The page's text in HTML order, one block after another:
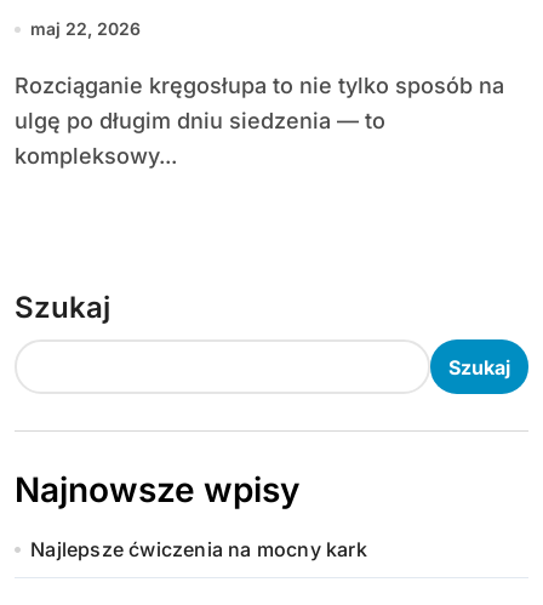
maj 22, 2026
Rozciąganie kręgosłupa to nie tylko sposób na
ulgę po długim dniu siedzenia — to
kompleksowy...
Szukaj
Szukaj
Najnowsze wpisy
Najlepsze ćwiczenia na mocny kark